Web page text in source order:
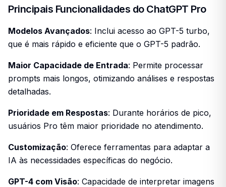
Principais Funcionalidades do ChatGPT Pro
Modelos Avançados: Inclui acesso ao GPT-5 turbo,
que é mais rápido e eficiente que o GPT-5 padrão.
Maior Capacidade de Entrada: Permite processar
prompts mais longos, otimizando análises e respostas
detalhadas.
Prioridade em Respostas: Durante horários de pico,
usuários Pro têm maior prioridade no atendimento.
Customização: Oferece ferramentas para adaptar a
IA às necessidades específicas do negócio.
GPT-4 com Visão: Capacidade de interpretar imagens